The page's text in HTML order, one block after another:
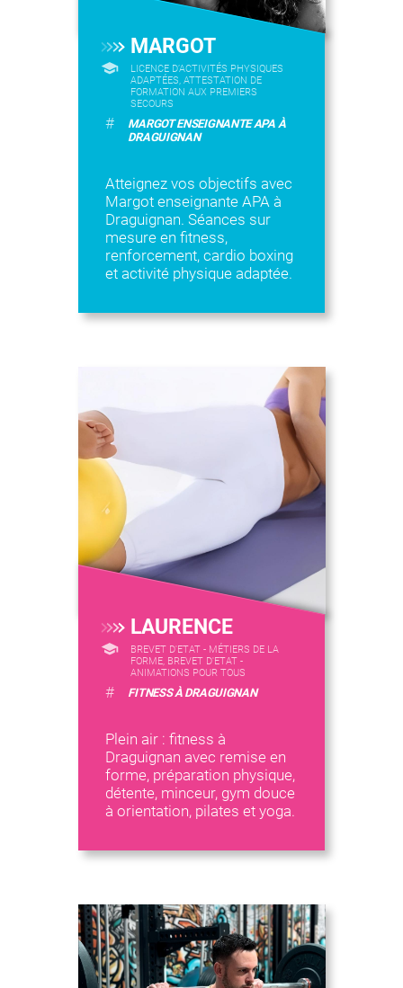
MARGOT
LICENCE D’ACTIVITÉS PHYSIQUES
ADAPTÉES, ATTESTATION DE
FORMATION AUX PREMIERS
SECOURS
#
MARGOT ENSEIGNANTE APA À
DRAGUIGNAN
Atteignez vos objectifs avec
Margot enseignante APA à
Draguignan. Séances sur
mesure en fitness,
renforcement, cardio boxing
et activité physique adaptée.
LAURENCE
BREVET D'ETAT - MÉTIERS DE LA
FORME, BREVET D'ETAT -
ANIMATIONS POUR TOUS
# FITNESS À DRAGUIGNAN
Plein air : fitness à
Draguignan avec remise en
forme, préparation physique,
détente, minceur, gym douce
à orientation, pilates et yoga.